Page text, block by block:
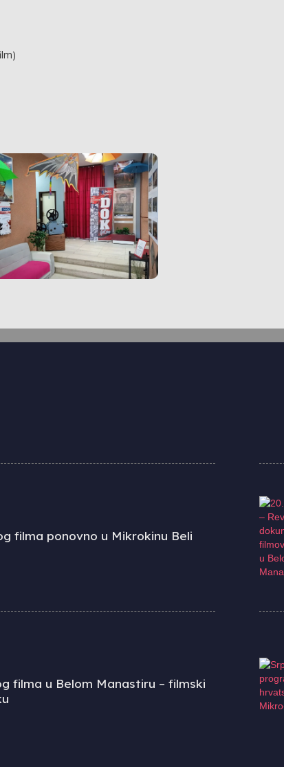
filma ponovno u Mikrokinu Beli
filma u Belom Manastiru – filmski